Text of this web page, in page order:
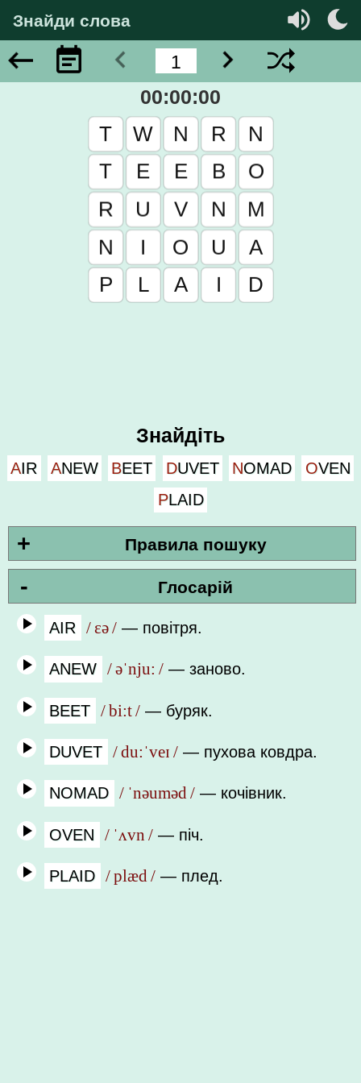
Знайди слова
00:00:00
Знайдіть
AIR ANEW BEET DUVET NOMAD
OVEN
PLAID
+ Правила пошуку
- Глосарій
AIR / ɛə / — повітря.
ANEW / əˈnju: / — заново.
BEET / bi:t / — буряк.
DUVET / du:ˈveɪ / — пухова ковдра.
NOMAD / ˈnəuməd / — кочівник.
OVEN / ˈʌvn / — піч.
PLAID / plæd / — плед.